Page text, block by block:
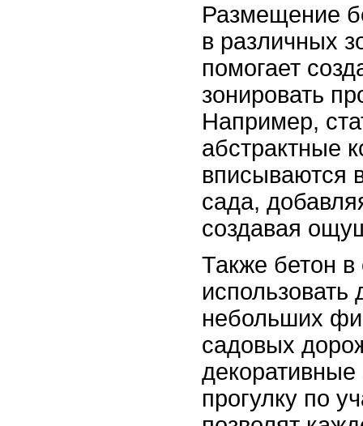
Размещение
в различных
помогает
зонировать
Например,
абстрактные
вписываются
сада,
создавая
Также бетон
использовать
небольших
садовых
прогулку по